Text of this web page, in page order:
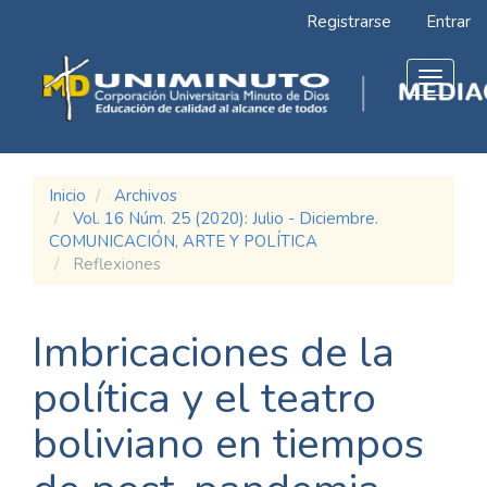
Contenido
principal
Barra
lateral
Registrarse Entrar
Toggle
Inicio
Archivos
Vol. 16 Núm. 25 (2020): Julio - Diciembre.
COMUNICACIÓN, ARTE Y POLÍTICA
Reflexiones
Imbricaciones de la
política y el teatro
boliviano en tiempos